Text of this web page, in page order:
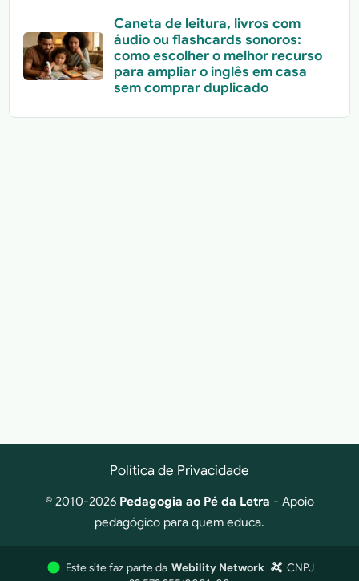
Caneta de leitura, livros com
áudio ou flashcards sonoros:
como escolher o melhor recurso
para ampliar o inglês em casa
sem comprar duplicado
Política de Privacidade
© 2010-2026 Pedagogia ao Pé da Letra - Apoio
pedagógico para quem educa.
Este site faz parte da Webility Network
CNPJ